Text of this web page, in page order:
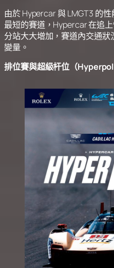
由於 Hypercar 與 LMGT3 的
最短的賽道，Hypercar 在追
分站大大增加，賽道內交通
變量。
排位賽與超級杆位（